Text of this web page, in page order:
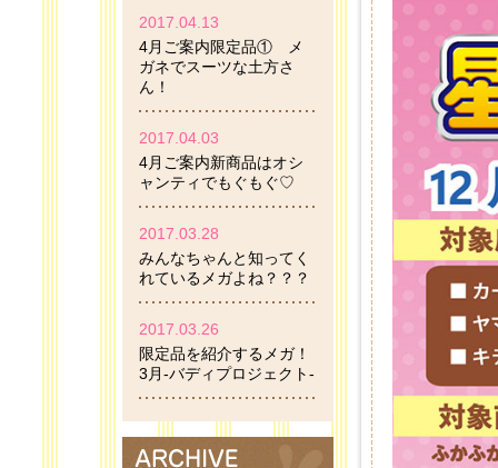
2017.04.13
4月ご案内限定品① メ
ガネでスーツな土方さ
ん！
2017.04.03
4月ご案内新商品はオシ
ャンティでもぐもぐ♡
2017.03.28
みんなちゃんと知ってく
れているメガよね？？？
2017.03.26
限定品を紹介するメガ！
3月-バディプロジェクト-